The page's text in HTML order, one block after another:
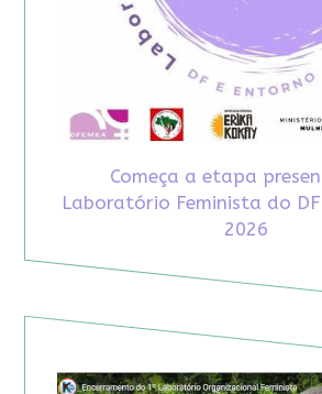
Começa a etapa
Laboratório Feminista do
2026